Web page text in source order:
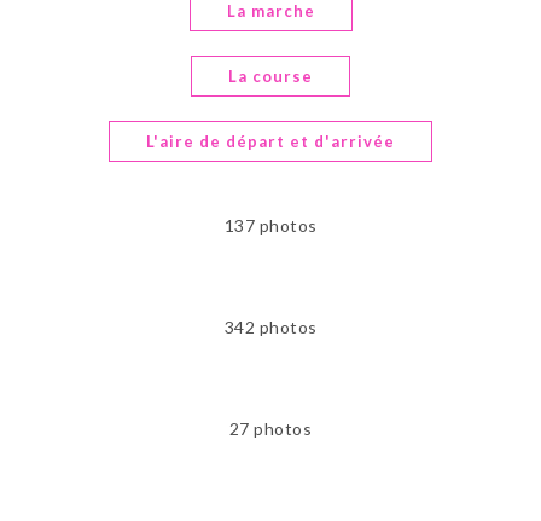
La marche
La course
L'aire de départ et d'arrivée
137 photos
342 photos
27 photos